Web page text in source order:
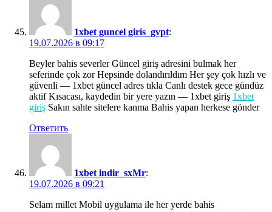
1xbet guncel giris_gvpt:
19.07.2026 в 09:17
Beyler bahis severler Güncel giriş adresini bulmak her
seferinde çok zor Hepsinde dolandırıldım Her şey çok hızlı ve
güvenli — 1xbet güncel adres tıkla Canlı destek gece gündüz
aktif Kısacası, kaydedin bir yere yazın — 1xbet giriş 1xbet
giriş Sakın sahte sitelere kanma Bahis yapan herkese gönder
Ответить
1xbet indir_sxMr:
19.07.2026 в 09:21
Selam millet Mobil uygulama ile her yerde bahis